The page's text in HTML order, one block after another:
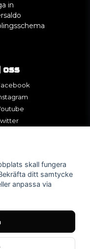
in
oss
skall fungera
ditt samtycke
anpassa via